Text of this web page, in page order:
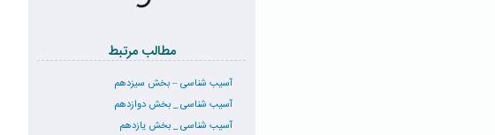
مطالب مرتبط
آسیب شناسی – بخش سیزدهم
آسیب شناسی _ بخش دوازدهم
آسیب شناسی _ بخش یازدهم